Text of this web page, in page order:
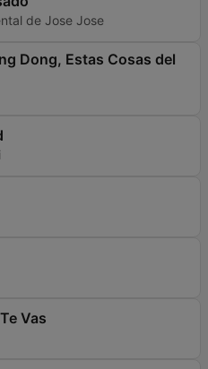
de Jose Jose
Dong, Estas Cosas del
Vas